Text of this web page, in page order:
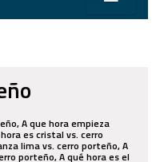
porteño vs palmeiras alineaciones, Cerro porteño vs palmeiras canales, Cerro porteño vs palmeiras como ver, Cerro porteño vs palmeiras como ver gratis, Cerro porteño vs palmeiras donde ver, Cerro porteño vs palmeiras donde ver online, Cerro porteño vs palmeiras donde ver por internet, Cerro porteño vs palmeiras fecha hora y canal, Cerro porteño vs palmeiras fecha hora y canal online, Cerro porteño vs palmeiras horarios, Cerro porteño vs palmeiras minuto a minuto, Cerro porteño vs palmeiras mira aqui online, Cerro porteño vs palmeiras por la copa libertadores, Cerro porteño vs palmeiras pronostico, Cerro porteño vs palmeiras transmision en vivo, Cerro porteño vs palmeiras transmision online, Cerro porteño vs palmeiras ver, Cerro porteño vs palmeiras ver en vivo, Cerro porteño vs palmeiras ver gratis por internet, Cerro porteño vs palmeiras ver online, Cerro porteño vs palmeiras ver online gratis, Cerro porteño vs palmeiras via espn, Cerro porteño vs palmeiras via star plus, Cerro porteño vs 12 de octubre, Cerro porteño vs 12 de octubre canal, Cerro porteño vs 12 de octubre 2021, Cerro porteño vs 12 de octubre clausura 2021, Cerro porteño vs 12 de octubre como ver en vivo, Cerro porteño vs 12 de octubre en directo, Cerro porteño vs 12 de octubre en vivo, Cerro porteño vs 12 de octubre en vivo online, Cerro porteño vs 12 de octubre gratis, Cerro porteño vs 12 de octubre hora, Cerro porteño vs 12 de octubre online, Cerro porteño vs 12 de octubre online gratis, Cerro porteño vs 12 de octubre paraguay, Cerro porteño vs 12 de octubre por el torneo clausura, Cerro porteño vs 12 de octubre tigo sports, Cerro porteño vs 12 de octubre torneo paraguayo, Cerro porteño vs 12 de octubre transmisión, Cerro porteño vs 12 de octubre ultima fecha, Cerro porteño vs 2 de mayo, Cerro porteño vs 2 de mayo 2024, Cerro porteño vs 2 de mayo en vivo, Cerro porteño vs 24 de setiembre, Cerro porteño vs alianza lima, Cerro porteño vs alianza lima en vivo, Cerro porteño vs always ready, Cerro porteño vs ameliano, Cerro porteño vs ameliano en vivo, Cerro porteño vs ameliano en vivo online gratis, Cerro porteño vs athletico paranaense, Cerro porteño vs athletico paranaense en directo, Cerro porteño vs athletico paranaense en vivo, Cerro porteño vs athletico paranaense en vivo vía dgo, Cerro porteño vs athletico paranaense en vivo vía dsports (directv), Cerro porteño vs atlético tembetary, Cerro porteño vs atlético tembetary en vivo, Cerro porteño vs atlético tembetary en vivo online gratis, Cerro porteño vs atlético tembetary hoy en vivo, Cerro porteño vs barcelona, Cerro porteño vs barcelona sc en vivo, Cerro porteño vs barcelona sc en vivo online gratis, Cerro porteño vs bolivar, Cerro porteño vs bolívar en directo, Cerro porteño vs bolivar en vivo, Cerro porteño vs bolívar en vivo online gratis, Cerro porteño vs bolívar hoy, Cerro porteño vs bolívar online, Cerro porteño vs bolívar vía espn, Cerro porteño vs bolívar vía futbol libre, Cerro porteño vs club olimpia, Cerro porteño vs club olimpia en vivo, Cerro porteño vs club olimpia en vivo online, Cerro porteño vs colo colo, Cerro porteño vs colo colo en vivo, Cerro porteño vs colo colo vía espn, Cerro porteño vs colón, Cerro porteño vs colón 2022, Cerro porteño vs colón canal, Cerro porteño vs colón como ver hoy, Cerro porteño vs colón copa libertadores, Cerro porteño vs colón donde ver, Cerro porteño vs colón en vivo, Cerro porteño vs colón en vivo gratis, Cerro porteño vs colón en vivo online, Cerro porteño vs colón fox, Cerro porteño vs colón free, Cerro porteño vs colón gratis, Cerro porteño vs colón gratis en vivo, Cerro porteño vs colón horario, Cerro porteño vs colón hoy, Cerro porteño vs colón live, Cerro porteño vs colón star +, Cerro porteño vs colón star + gratis, Cerro porteño vs colón star plus, Cerro porteño vs colón star plus gratis, Cerro porteño vs colón streaming, Cerro porteño vs colón transmision, Cerro porteño vs colón ver en vivo, Cerro porteño vs colón ver gratis hoy, Cerro porteño vs colón ver gratis online, Cerro porteño vs curicó unido, Cerro porteño vs curicó unido en vivo, Cerro porteño vs curicó unido en vivo gratis, Cerro porteño vs curicó unido en vivo online, Cerro porteño vs curicó unido en vivo online gratis, Cerro porteño vs curicó unido online, Cerro porteño vs defensor sporting, Cerro porteño vs estudiantes, Cerro porteño vs estudiantes canal de transmisión, Cerro porteño vs estudiantes en vivo, Cerro porteño vs estudiantes en vivo online gratis, Cerro porteño vs fluminense, Cerro porte